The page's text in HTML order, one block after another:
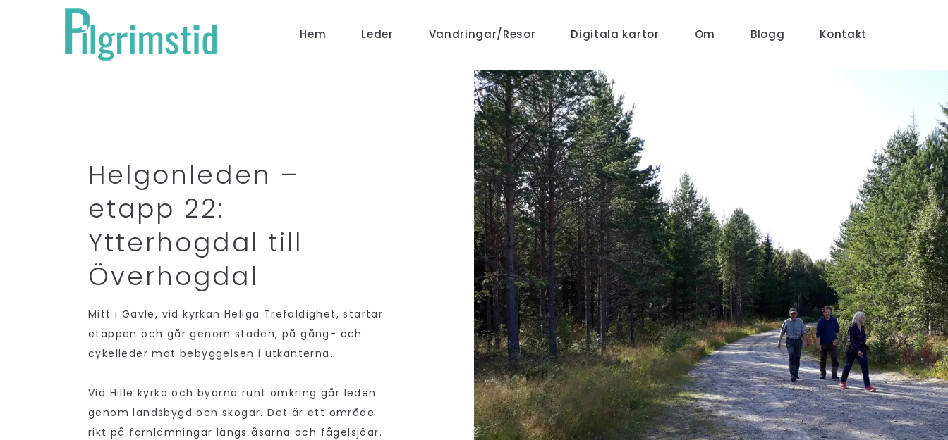
Hem Leder Vandringar/Resor Digitala kartor Om Blogg Kontakt
Helgonleden –
etapp 22:
Ytterhogdal till
Överhogdal
Mitt i Gävle, vid kyrkan Heliga Trefaldighet, startar
etappen och går genom staden, på gång- och
cykelleder mot bebyggelsen i utkanterna.
Vid Hille kyrka och byarna runt omkring går leden
genom landsbygd och skogar. Det är ett område
rikt på fornlämningar längs åsarna och fågelsjöar.